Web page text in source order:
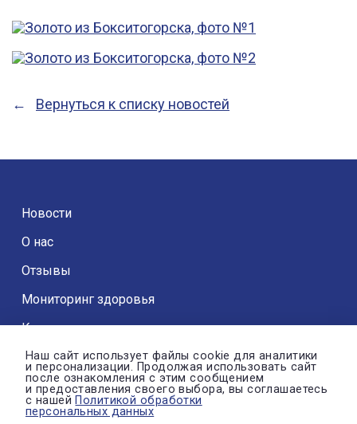
Вернуться к списку новостей
Новости
О нас
Отзывы
Мониторинг здоровья
Контакты
© Автономная некоммерческая организация «ДРОЗД»
Наш сайт использует файлы cookie для аналитики
и персонализации. Продолжая использовать сайт
после ознакомления с этим сообщением
и предоставления своего выбора, вы соглашаетесь
с нашей Политикой обработки
персональных данных